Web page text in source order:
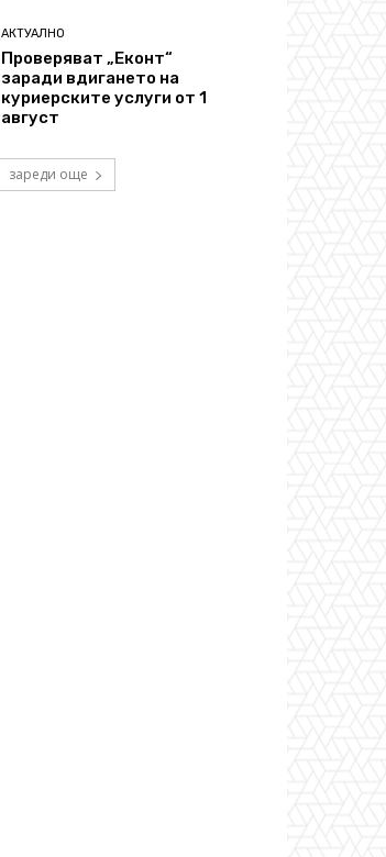
АКТУАЛНО
Проверяват „Еконт“
заради вдигането на
куриерските услуги от 1
август
зареди още